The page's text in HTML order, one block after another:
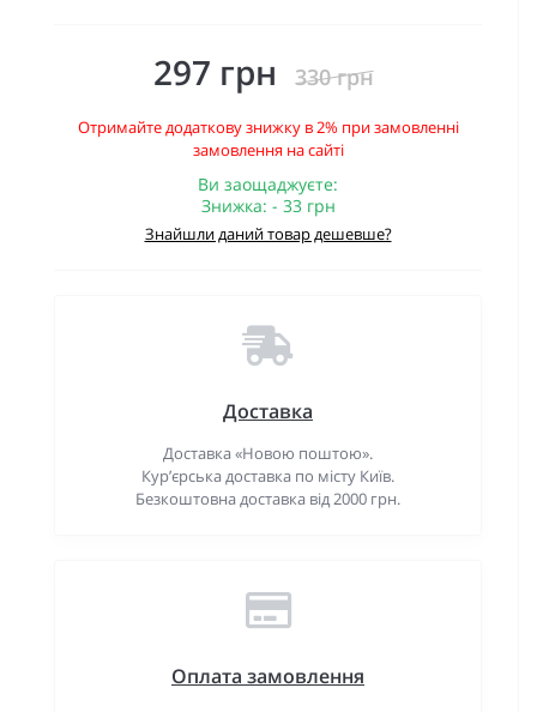
297 грн 330 грн
Отримайте додаткову знижку в 2% при замовленні
замовлення на сайті
Ви заощаджуєте:
Знижка: - 33 грн
Знайшли даний товар дешевше?
Доставка
Доставка «Новою поштою».
Кур’єрська доставка по місту Київ.
Безкоштовна доставка від 2000 грн.
Оплата замовлення